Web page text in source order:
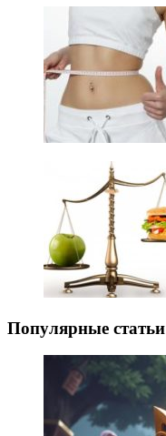
Популярные статьи